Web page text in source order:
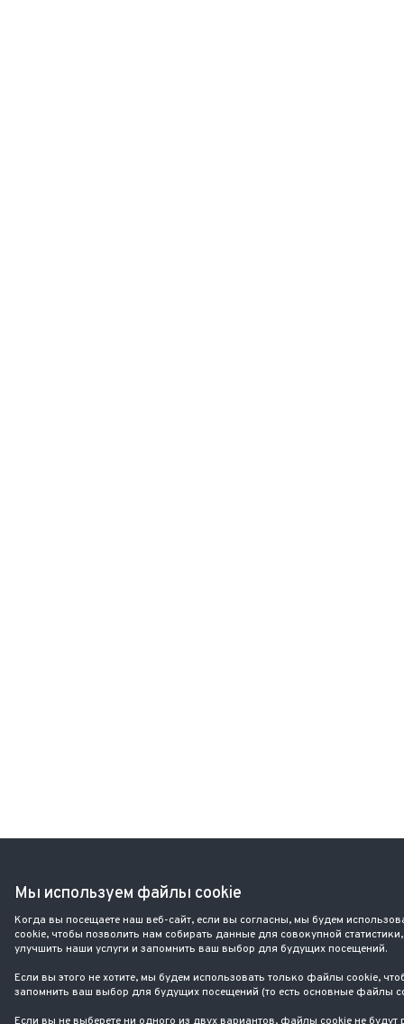
Мы используем файлы cookie
Когда вы посещаете наш веб-сайт, если вы согласны, мы будем
cookie, чтобы позволить нам собирать данные для совокупной
улучшить наши услуги и запомнить ваш выбор для будущих посещений.
Если вы этого не хотите, мы будем использовать только файлы cookie,
запомнить ваш выбор для будущих посещений (то есть основные файлы